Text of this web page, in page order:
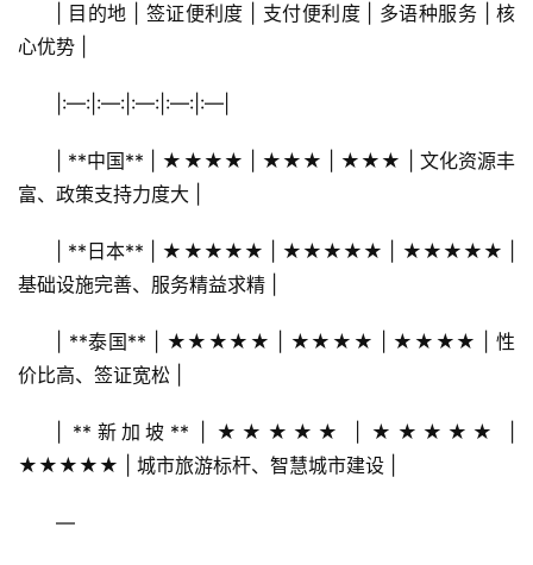
首
二
消
文
| 目的地 | 签证便利度 | 支付便利度 | 多语种服务 | 核
心优势 |
|:—:|:—:|:—:|:—:|:—|
| **中国** | ★★★★ | ★★★ | ★★★ | 文化资源丰
富、政策支持力度大 |
| **日本** | ★★★★★ | ★★★★★ | ★★★★★ |
基础设施完善、服务精益求精 |
| **泰国** | ★★★★★ | ★★★★ | ★★★★ | 性
价比高、签证宽松 |
| **新加坡** | ★★★★★ | ★★★★★ |
★★★★★ | 城市旅游标杆、智慧城市建设 |
—